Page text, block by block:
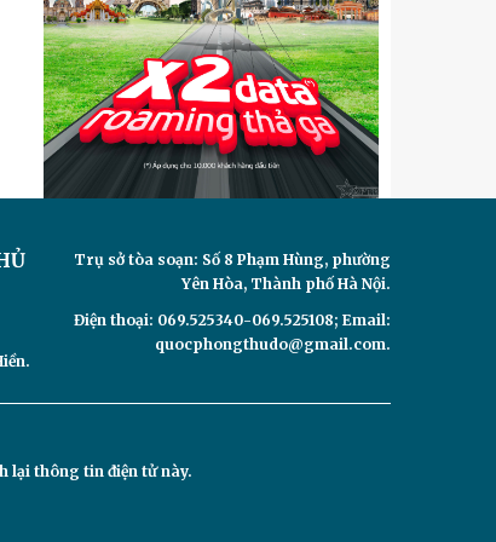
Trụ sở tòa soạn: Số 8 Phạm Hùng, phường
Yên Hòa, Thành phố Hà Nội.
Điện thoại: 069.525340-069.525108; Email:
quocphongthudo@gmail.com.
lại thông tin điện tử này.